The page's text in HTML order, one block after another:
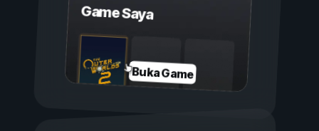
Game Saya
Buka Game